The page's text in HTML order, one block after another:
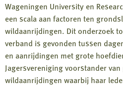
Wageningen University en
een scala aan factoren ten
wildaanrijdingen. Dit onderzoek
verband is gevonden tussen
en aanrijdingen met grote
Jagersvereniging voorstander
wildaanrijdingen waarbij haar